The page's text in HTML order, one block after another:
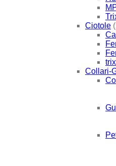
Ciotole
Collari-